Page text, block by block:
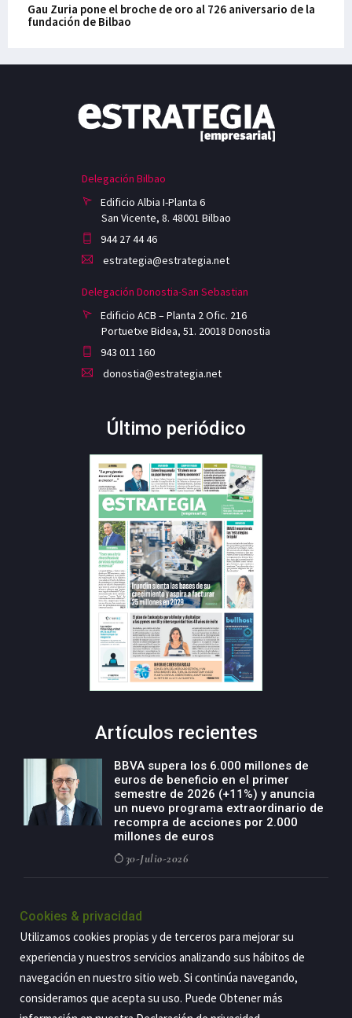
Gau Zuria pone el broche de oro al 726 aniversario de la
fundación de Bilbao
Delegación Bilbao
Edificio Albia I-Planta 6
San Vicente, 8. 48001 Bilbao
944 27 44 46
estrategia@estrategia.net
Delegación Donostia-San Sebastian
Edificio ACB – Planta 2 Ofic. 216
Portuetxe Bidea, 51. 20018 Donostia
943 011 160
donostia@estrategia.net
Último periódico
Artículos recientes
BBVA supera los 6.000 millones de
euros de beneficio en el primer
semestre de 2026 (+11%) y anuncia
un nuevo programa extraordinario de
recompra de acciones por 2.000
millones de euros
30-Julio-2026
negocio agro con un modelo global
de especialización presente en siete
países
29-Julio-2026
Cookies & privacidad
Utilizamos cookies propias y de terceros para mejorar su
experiencia y nuestros servicios analizando sus hábitos de
navegación en nuestro sitio web. Si continúa navegando,
consideramos que acepta su uso. Puede Obtener más